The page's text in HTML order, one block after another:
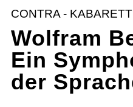
CONTRA -
Wolfram
Ein
der